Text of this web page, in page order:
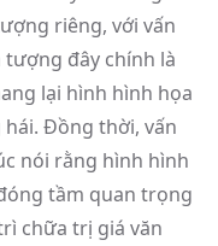
riêng, với vấn
đây chính là
lại hình hình họa
Đồng thời, vấn
nói rằng hình hình
tầm quan trọng
chữa trị giá văn